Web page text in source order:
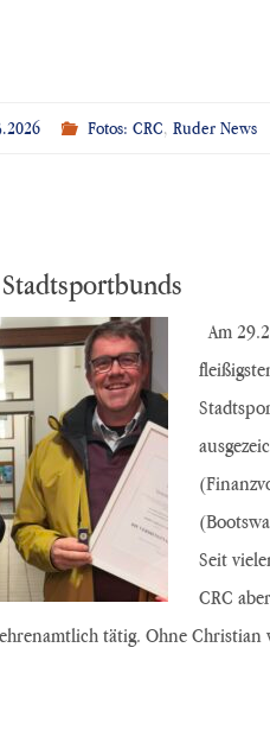
Fotos: CRC,Ruder News
Am
Seit
CRC
tätig. Ohne